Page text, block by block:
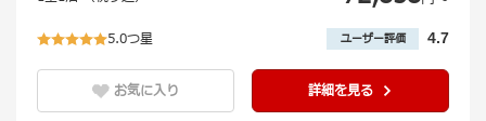
5.0つ星 ユーザー評価 4.7
お気に入り 詳細を見る